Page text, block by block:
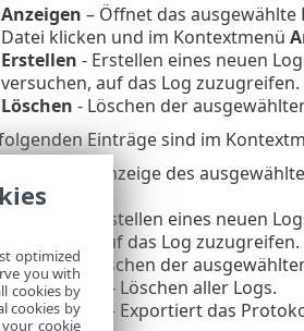
Anzeigen – Öffnet das ausgewählte
Datei klicken und im Kontextmenü
Erstellen - Erstellen eines neuen
versuchen, auf das Log
Löschen - Löschen der
Einträge sind im
- Anzeige des
Eintrag)
- Erstellen eines neuen
versuchen, auf das Log zuzugreifen.
Löschen- Löschen der
Alle löschen - Löschen aller Logs.
Exportieren – Exportiert das
optimized
you with
cookies by
cookies by
cookie